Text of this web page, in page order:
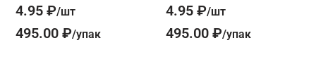
4.95 ₽
495.00 ₽
4.95 ₽
495.00 ₽